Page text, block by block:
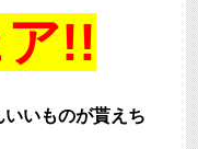
!!
いものが貰えち